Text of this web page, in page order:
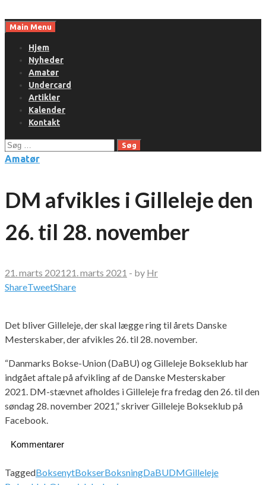
toMain Menu
Hjem
Nyheder
Amatør
Undercard
Artikler
Kalender
Kontakt
Søg
efter:
Amatør
DM afvikles i Gilleleje den
26. til 28. november
21. marts 2021 21. marts 2021 - by Hr
ShareTweetShare
Det bliver Gilleleje, der skal lægge ring til årets Danske
Mesterskaber, der afvikles 26. til 28. november.
“Danmarks Bokse-Union (DaBU) og Gilleleje Bokseklub har
indgået aftale på afvikling af de Danske Mesterskaber
2021. DM-stævnet afholdes i Gilleleje fra fredag den 26. til den
søndag 28. november 2021,” skriver Gilleleje Bokseklub på
Facebook.
Kommentarer
TaggedBoksenytBokserBoksningDaBUDMGilleleje